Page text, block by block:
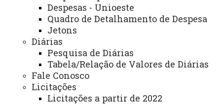
Despesas - Unioeste
Quadro de Detalhamento de Despesa
Jetons
Diárias
Pesquisa de Diárias
Tabela/Relação de Valores de Diárias
Fale Conosco
Licitações
Licitações a partir de 2022
Corregedoria da Unioeste
Comunicação Social
Igualdade e Promoção Social
Sistema de Controle Interno, Integridade e Compliance
Relações Internacionais e Interinstitucionais